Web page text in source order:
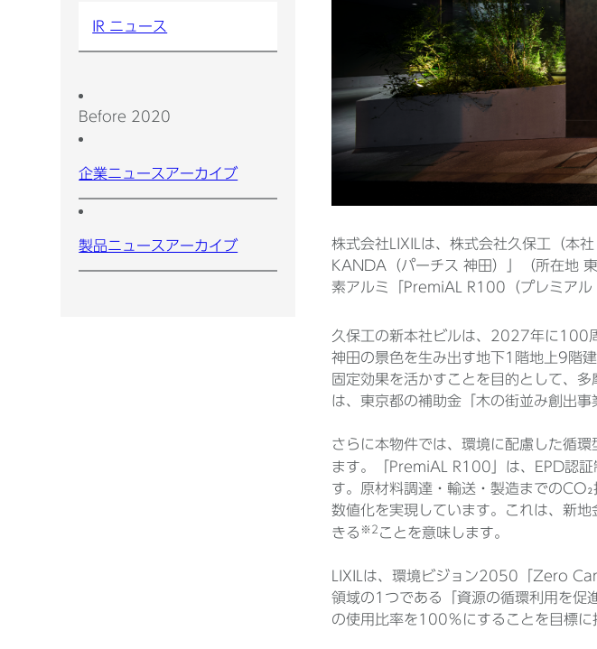
IR ニュース
Before 2020
企業ニュースアーカイブ
製品ニュースアーカイブ
株式会社LIXILは、株式会社久保工（本
KANDA（パーチス 神田）」（所在地
素アルミ「PremiAL R100（プレミアル
久保工の新本社ビルは、2027年に100
神田の景色を生み出す地下1階地上9階
固定効果を活かすことを目的として、
は、東京都の補助金「木の街並み創出
さらに本物件では、環境に配慮した循
ます。「PremiAL R100」は、EPD認証
す。原材料調達・輸送・製造までの
数値化を実現しています。これは、新
きる ※2 ことを意味します。
LIXILは、環境ビジョン2050「Zero
領域の1つである「資源の循環利用を促
の使用比率を100％にすることを目標に